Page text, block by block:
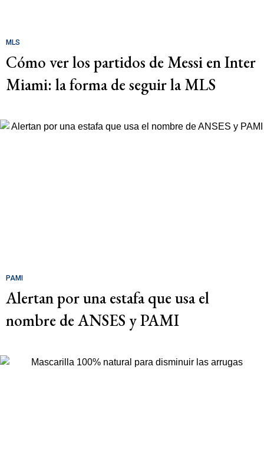
MLS
Cómo ver los partidos de Messi en Inter
Miami: la forma de seguir la MLS
PAMI
Alertan por una estafa que usa el
nombre de ANSES y PAMI